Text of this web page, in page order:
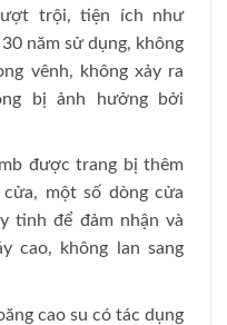
trội, tiện ích như
năm sử dụng, không
vênh, không xảy ra
bị ảnh hưởng bởi
được trang bị thêm
một số dòng cửa
tinh để đảm nhận và
cao, không lan sang
cao su có tác dụng